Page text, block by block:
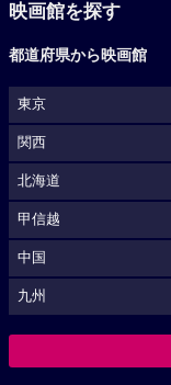
映画館を探す
都道府県から映画館
東京
関西
北海道
甲信越
中国
九州